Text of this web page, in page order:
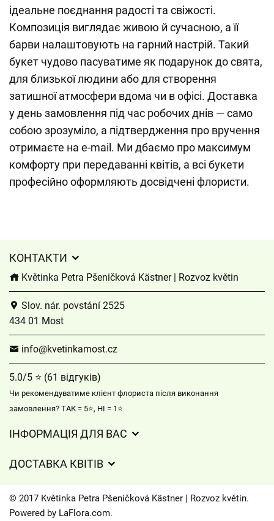
ідеальне поєднання радості та свіжості.
Композиція виглядає живою й сучасною, а її
барви налаштовують на гарний настрій. Такий
букет чудово пасуватиме як подарунок до свята,
для близької людини або для створення
затишної атмосфери вдома чи в офісі. Доставка
у день замовлення під час робочих днів — само
собою зрозуміло, а підтвердження про вручення
отримаєте на e-mail. Ми дбаємо про максимум
комфорту при передаванні квітів, а всі букети
професійно оформляють досвідчені флористи.
КОНТАКТИ
Květinka Petra Pšeničková Kästner | Rozvoz květin
Slov. nár. povstání 2525
434 01 Most
info@kvetinkamost.cz
5.0/5 ⭐ (61 відгуків)
Чи рекомендуватиме клієнт флориста після виконання
замовлення? ТАК = 5⭐, НІ = 1⭐
ІНФОРМАЦІЯ ДЛЯ ВАС
Захист персональних даних
Час доставки квітів – огляд можливостей
ДОСТАВКА КВІТІВ
Куди ми доставляємо квіти
© 2017 Květinka Petra Pšeničková Kästner | Rozvoz květin.
Powered by LaFlora.com.